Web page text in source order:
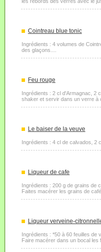
les rebords des verres avec le
Cointreau blue tonic
Ingrédients : 4 volumes de
des glaçons....
Feu rouge
Ingrédients : 2 cl d'Armagnac, 2
shaker et servir dans un verre à
Le baiser de la veuve
Ingrédients : 4 cl de calvados, 2
Liqueur de cafe
Ingrédients : 200 g de grains de
Faites macérer les grains de
Liqueur verveine-
Ingrédients : *50 à 60 feuilles
Faire macérer dans un bocal les